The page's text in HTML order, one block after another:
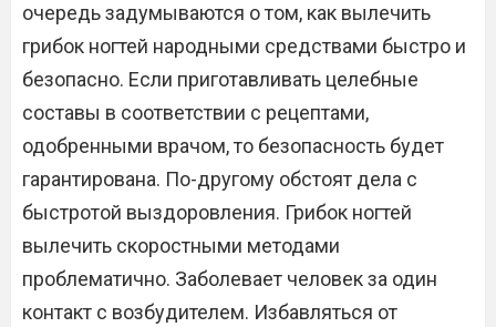
очередь задумываются о том, как вылечить
грибок ногтей народными средствами быстро и
безопасно. Если приготавливать целебные
составы в соответствии с рецептами,
одобренными врачом, то безопасность будет
гарантирована. По-другому обстоят дела с
быстротой выздоровления. Грибок ногтей
вылечить скоростными методами
проблематично. Заболевает человек за один
контакт с возбудителем. Избавляться от